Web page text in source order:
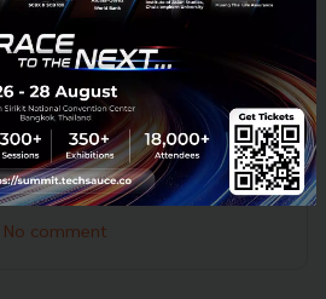
การพัฒนาอุตสาหกรรมฟินเทค
ขันได้ในระดับภูมิภาค และระดับ
Sandbox Forum
No comment